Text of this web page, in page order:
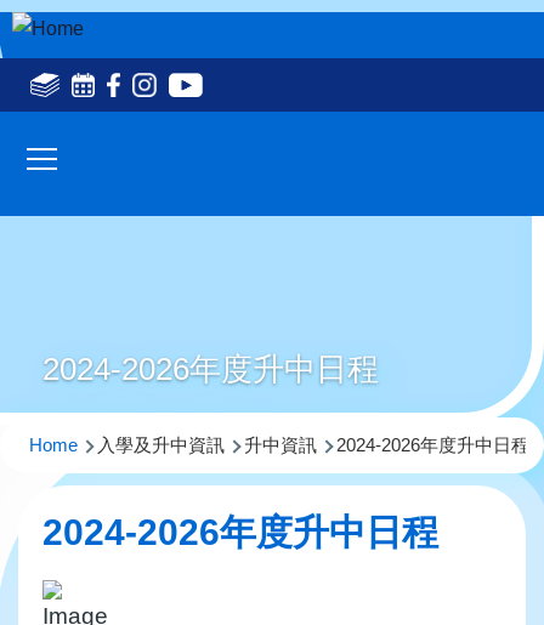
Skip to main content
Social
Media
navigation
2024-2026年度升中日程
Breadcrumb
Home 入學及升中資訊 升中資訊 2024-2026年度升中日程
2024-2026年度升中日程